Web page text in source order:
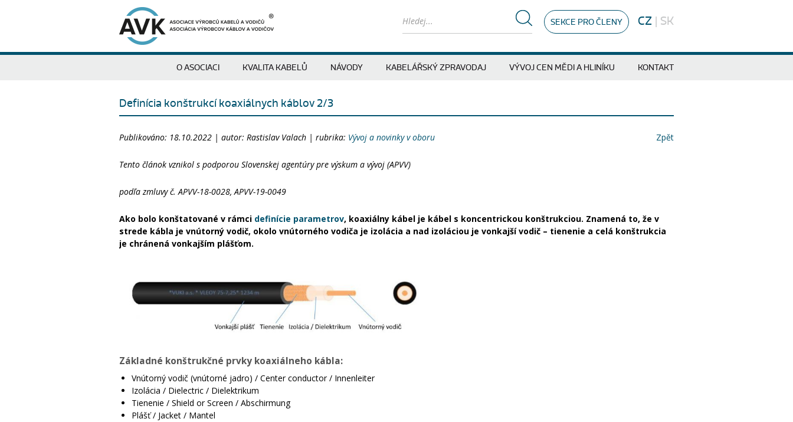
SEKCE PRO ČLENY CZ | SK
O ASOCIACI KVALITA KABELŮ NÁVODY KABELÁŘSKÝ ZPRAVODAJ VÝVOJ CEN MĚDI A HLINÍKU KONTAKT
Definícia konštrukcí koaxiálnych káblov 2/3
Publikováno: 18.10.2022 | autor: Rastislav Valach | rubrika: Vývoj a novinky v oboru Zpět
Tento článok vznikol s podporou Slovenskej agentúry pre výskum a vývoj (APVV)
podľa zmluvy č. APVV-18-0028, APVV-19-0049
Ako bolo konštatované v rámci definície parametrov, koaxiálny kábel je kábel s koncentrickou konštrukciou. Znamená to, že v
strede kábla je vnútorný vodič, okolo vnútorného vodiča je izolácia a nad izoláciou je vonkajší vodič – tienenie a celá konštrukcia
je chránená vonkajším plášťom.
Základné konštrukčné prvky koaxiálneho kábla:
Vnútorný vodič (vnútorné jadro) / Center conductor / Innenleiter
Izolácia / Dielectric / Dielektrikum
Tienenie / Shield or Screen / Abschirmung
Plášť / Jacket / Mantel